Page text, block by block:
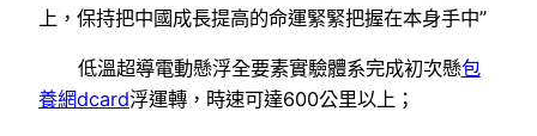
上，保持把中國成長提高的命運緊緊把握在本身手中”
低溫超導電動懸浮全要素實驗體系完成初次懸包
養網dcard浮運轉，時速可達600公里以上；